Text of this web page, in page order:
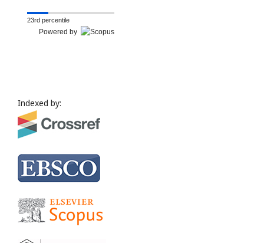
23rd percentile
Powered by
Indexed by: